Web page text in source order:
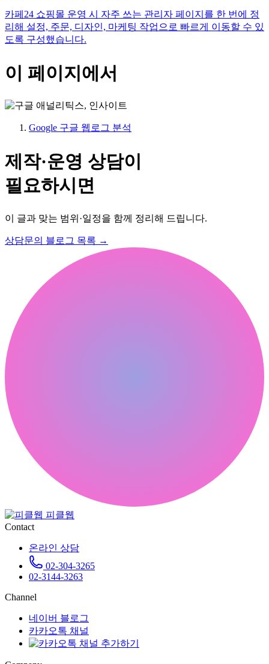
카페24 쇼핑몰 운영 시 자주 쓰는 관리자 페이지를 한 번에 정
리해 설정, 주문, 디자인, 마케팅 작업으로 빠르게 이동할 수 있
도록 구성했습니다.
이 페이지에서
Google 구글 웹로그 분석
제작·운영 상담이
필요하시면
이 글과 맞는 범위·일정을 함께 정리해 드립니다.
상담문의 블로그 목록 →
피클웹
Contact
온라인 상담
02-304-3265
02-3144-3263
Channel
네이버 블로그
카카오톡 채널